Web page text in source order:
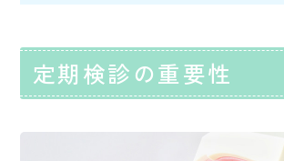
定期検診の重要性